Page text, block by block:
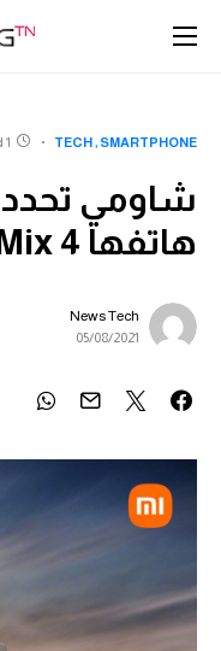
SMARTPHONE
TECH
1 minute read
هاتفها Mi Mix 4
News Tech
05/08/2021